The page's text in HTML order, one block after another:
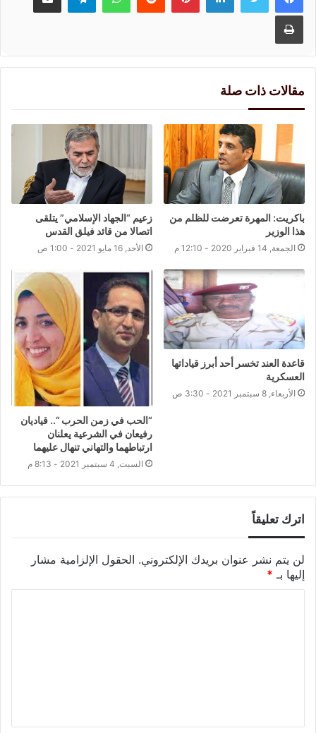
طباعة
مقالات ذات صلة
باكريت: المهرة تعرضت للظلم من
هذا الوزير
الجمعة, 14 فبراير 2020 - 12:10 م
زعيم “الجهاد الإسلامي” يتلقى
اتصالا من قائد فيلق القدس
الأحد, 16 مايو 2021 - 1:00 ص
قاعدة العند تخسر أحد أبرز قياداتها
العسكرية
الأربعاء, 8 سبتمبر 2021 - 3:30 ص
“الحب في زمن الحرب “.. قياديان
رفيعان في الشرعية يعلنان
ارتباطهما والتهاني تنهال عليهما
السبت, 4 سبتمبر 2021 - 8:13 م
اترك تعليقاً
لن يتم نشر عنوان بريدك الإلكتروني. الحقول الإلزامية مشار
إليها بـ *